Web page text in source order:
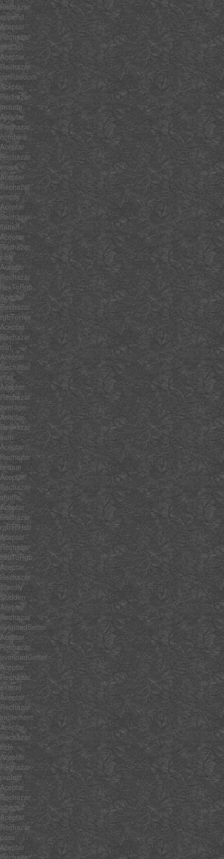
Rechazar
append
Aceptar
Rechazar
getLast
Aceptar
Rechazar
getRandom
Aceptar
Rechazar
include
Aceptar
Rechazar
combine
Aceptar
Rechazar
erase
Aceptar
Rechazar
empty
Aceptar
Rechazar
flatten
Aceptar
Rechazar
pick
Aceptar
Rechazar
hexToRgb
Aceptar
Rechazar
rgbToHex
Aceptar
Rechazar
min
Aceptar
Rechazar
max
Aceptar
Rechazar
average
Aceptar
Rechazar
sum
Aceptar
Rechazar
unique
Aceptar
Rechazar
shuffle
Aceptar
Rechazar
rgbToHsb
Aceptar
Rechazar
hsbToRgb
Aceptar
Rechazar
$family
$hidden
Aceptar
Rechazar
overloadSetter
Aceptar
Rechazar
overloadGetter
Aceptar
Rechazar
extend
Aceptar
Rechazar
implement
Aceptar
Rechazar
hide
Aceptar
Rechazar
protect
Aceptar
Rechazar
attempt
Aceptar
Rechazar
pass
Aceptar